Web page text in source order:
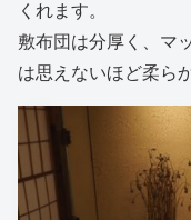
くれます。
敷布団は分厚く、マ
は思えないほど柔ら